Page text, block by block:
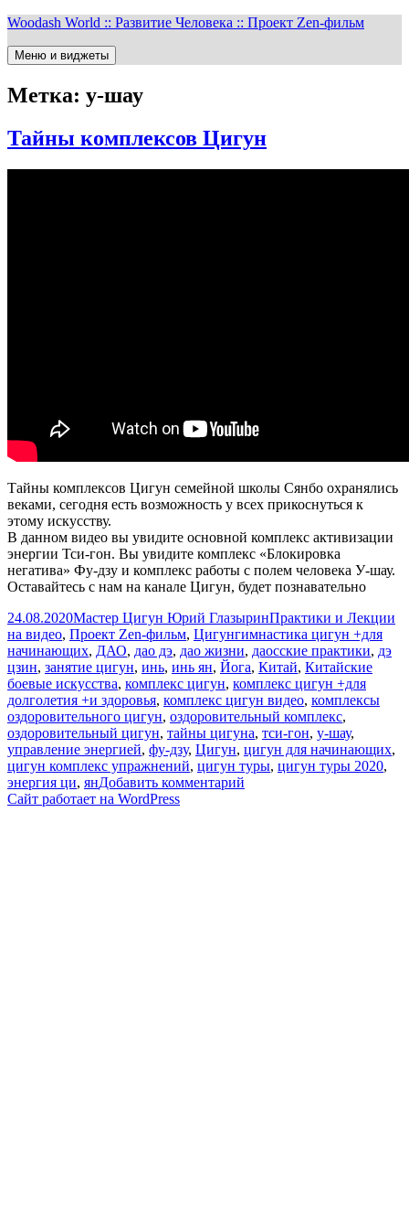
Перейти
содержимому
Woodash World :: Развитие Человека :: Проект Zen-фильм
Меню и виджеты
Метка: у-шау
Тайны комплексов Цигун
Тайны комплексов Цигун семейной школы Сянбо охранялись
веками, сегодня есть возможность у всех прикоснуться к
этому искусству.
В данном видео вы увидите основной комплекс активизации
энергии Тси-гон. Вы увидите комплекс «Блокировка
негатива» Фу-дзу и комплекс работы с полем человека У-шау.
Оставайтесь с нам на канале Цигун, будет познавательно
Опубликовано
24.08.2020Автор
Мастер Цигун Юрий ГлазыринРубрики
Практики и Лекции
на видео, Проект Zen-фильм, ЦигунМетки
гимнастика цигун +для
начинающих, ДАО, дао дэ, дао жизни, даосские практики, дэ
цзин, занятие цигун, инь, инь ян, Йога, Китай, Китайские
боевые искусства, комплекс цигун, комплекс цигун +для
долголетия +и здоровья, комплекс цигун видео, комплексы
оздоровительного цигун, оздоровительный комплекс,
оздоровительный цигун, тайны цигуна, тси-гон, у-шау,
управление энергией, фу-дзу, Цигун, цигун для начинающих,
цигун комплекс упражнений, цигун туры, цигун туры 2020,
энергия ци, янДобавить комментарий
Сайт работает на WordPress